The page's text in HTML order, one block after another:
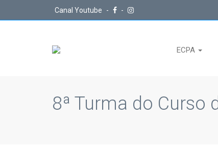
Canal Youtube - -
ECPA
8ª Turma do Curso